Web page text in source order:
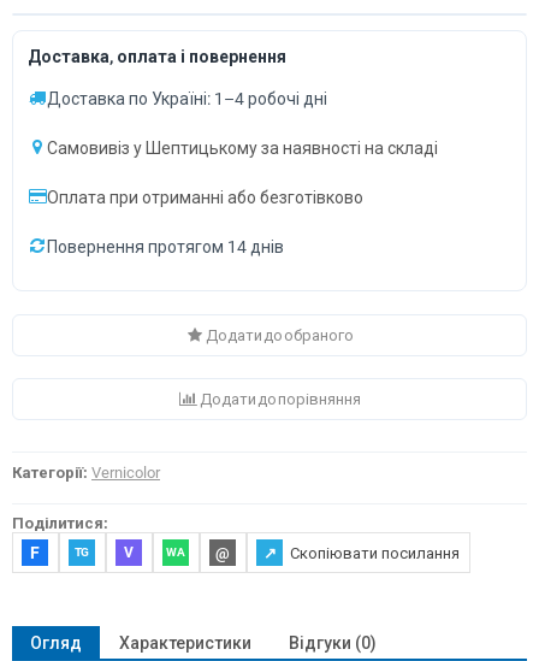
Доставка, оплата і повернення
Доставка по Україні: 1–4 робочі дні
Самовивіз у Шептицькому за наявності на складі
Оплата при отриманні або безготівково
Повернення протягом 14 днів
Додати до обраного
Додати до порівняння
Категорії: Vernicolor
Поділитися:
F TG V WA @ ↗ Скопіювати посилання
Огляд Характеристики Відгуки (0)